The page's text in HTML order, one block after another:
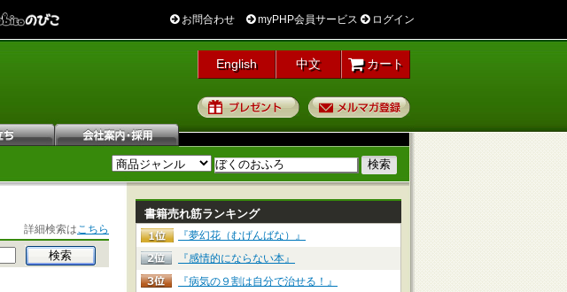
お問合わせ myPHP会員サービス ログイン
English 中文 カート
プレゼント
詳細検索はこちら
書籍売れ筋ランキング
『夢幻花（むげんばな）』
『感情的にならない本』
『病気の９割は自分で治せる！』